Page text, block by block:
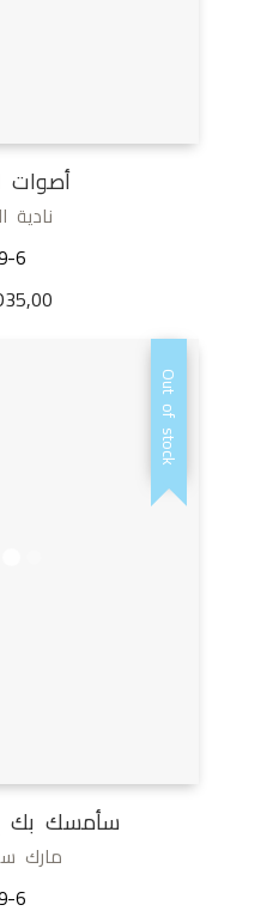
أصوات
نادية
9-6
35,00
Out of stock
سأمسك بك
مارك
9-6